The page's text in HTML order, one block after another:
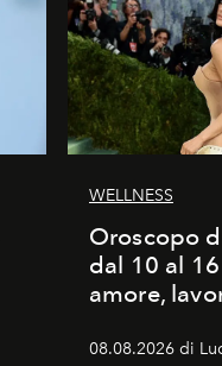
WELLNESS
Oroscopo
dal 10 al
amore,
08.08.2026 di